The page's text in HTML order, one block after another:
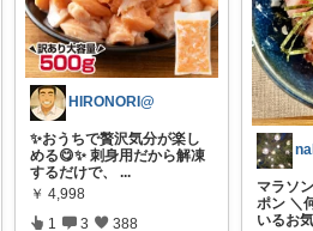
HIRONORI@
✨おうちで贅沢気分が楽し
める😋✨ 刺身用だから解凍
するだけで、
...
￥ 4,998
1 3 388
マラソ
ポン ＼
いるお